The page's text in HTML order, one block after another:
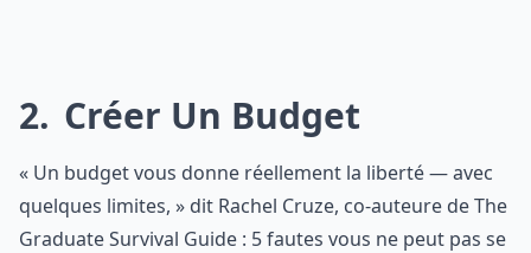
2 Créer Un Budget
« Un budget vous donne réellement la liberté — avec
quelques limites, » dit Rachel Cruze, co-auteure de The
Graduate Survival Guide : 5 fautes vous ne peut pas se